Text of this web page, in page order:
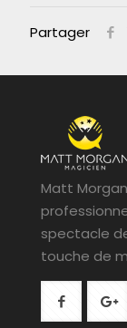
Partager
Matt
spectacle
touche de